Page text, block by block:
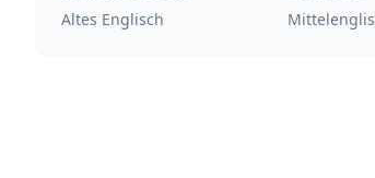
Altes Englisch